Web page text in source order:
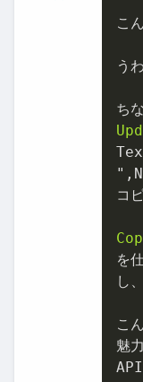
こ
う
コ
を
し
こ
魅
API